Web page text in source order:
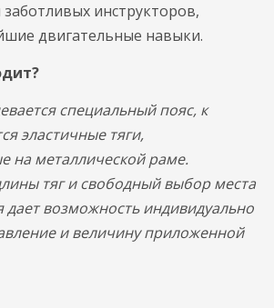
инструкторов,
двигательные навыки.
специальный пояс, к
эластичные тяги,
на металлической раме.
тяг и свободный выбор места
дает возможность индивидуально
и величину приложенной